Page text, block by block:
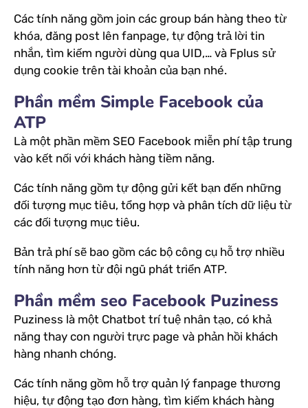
Các tính năng gồm join các group bán hàng theo từ
khóa, đăng post lên fanpage, tự động trả lời tin
nhắn, tìm kiếm người dùng qua UID,… và Fplus sử
dụng cookie trên tài khoản của bạn nhé.
Phần mềm Simple Facebook của
ATP
Là một phần mềm SEO Facebook miễn phí tập trung
vào kết nối với khách hàng tiềm năng.
Các tính năng gồm tự động gửi kết bạn đến những
đối tượng mục tiêu, tổng hợp và phân tích dữ liệu từ
các đối tượng mục tiêu.
Bản trả phí sẽ bao gồm các bộ công cụ hỗ trợ nhiều
tính năng hơn từ đội ngũ phát triển ATP.
Phần mềm seo Facebook Puziness
Puziness là một Chatbot trí tuệ nhân tạo, có khả
năng thay con người trực page và phản hồi khách
hàng nhanh chóng.
Các tính năng gồm hỗ trợ quản lý fanpage thương
hiệu, tự động tạo đơn hàng, tìm kiếm khách hàng